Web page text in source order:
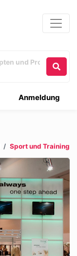
Anmeldung
Sport und Training